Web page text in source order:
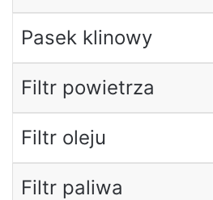
Pasek klinowy
Filtr powietrza
Filtr oleju
Filtr paliwa